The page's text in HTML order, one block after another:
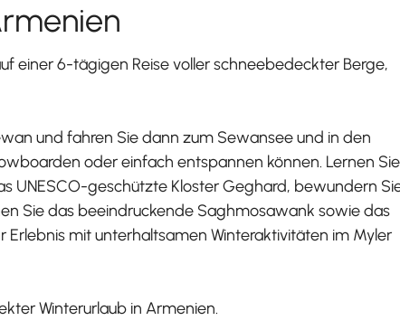
einer 6-tägigen Reise voller schneebedeckter Berge,
und fahren Sie dann zum Sewansee und in den
oder einfach entspannen können. Lernen
UNESCO-geschützte Kloster Geghard, bewundern
Sie das beeindruckende Saghmosawank sowie das
mit unterhaltsamen Winteraktivitäten im Myler
Winterurlaub in Armenien.